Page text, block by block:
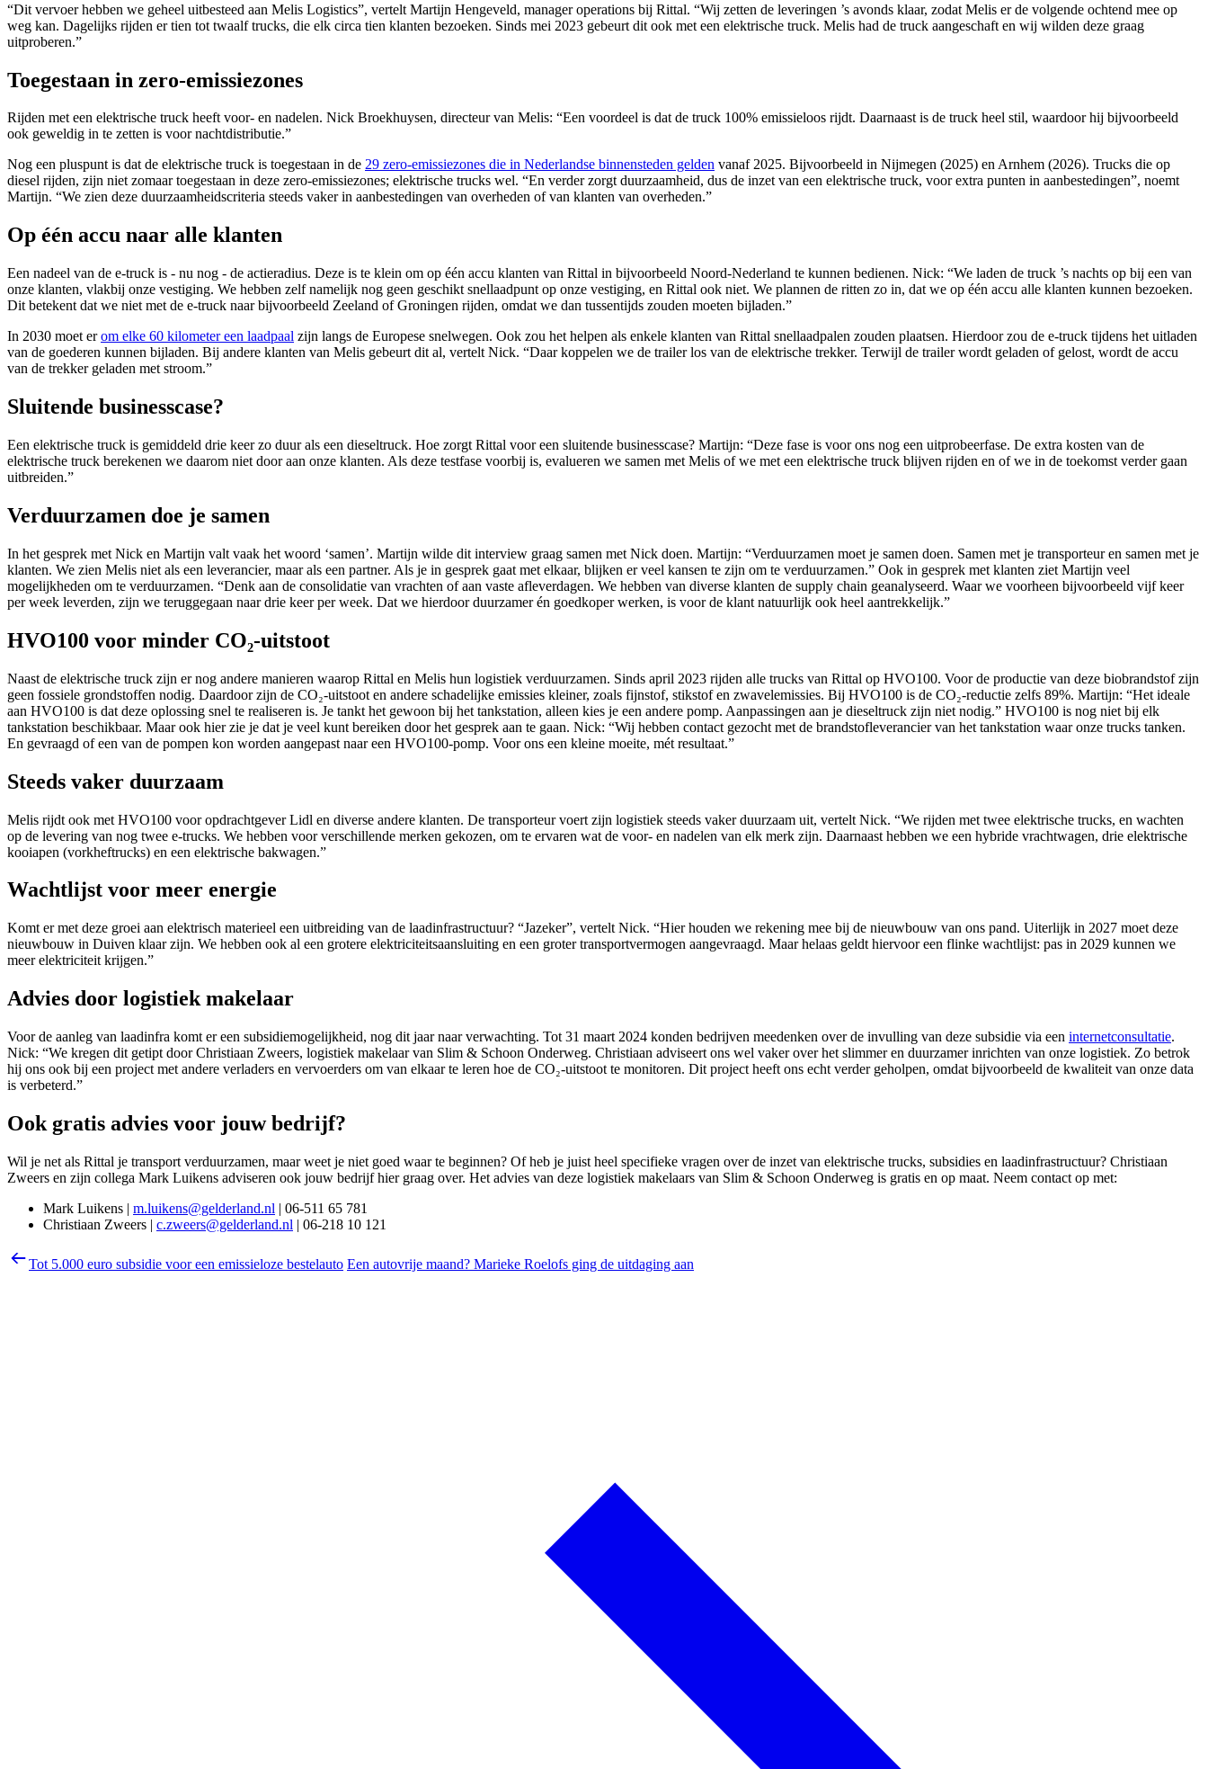
“Dit vervoer hebben we geheel uitbesteed aan Melis Logistics”, vertelt Martijn Hengeveld, manager operations bij Rittal. “Wij zetten de leveringen ’s avonds klaar, zodat Melis er de volgende ochtend mee op
weg kan. Dagelijks rijden er tien tot twaalf trucks, die elk circa tien klanten bezoeken. Sinds mei 2023 gebeurt dit ook met een elektrische truck. Melis had de truck aangeschaft en wij wilden deze graag
uitproberen.”
Toegestaan in zero-emissiezones
Rijden met een elektrische truck heeft voor- en nadelen. Nick Broekhuysen, directeur van Melis: “Een voordeel is dat de truck 100% emissieloos rijdt. Daarnaast is de truck heel stil, waardoor hij bijvoorbeeld
ook geweldig in te zetten is voor nachtdistributie.”
Nog een pluspunt is dat de elektrische truck is toegestaan in de 29 zero-emissiezones die in Nederlandse binnensteden gelden vanaf 2025. Bijvoorbeeld in Nijmegen (2025) en Arnhem (2026). Trucks die op
diesel rijden, zijn niet zomaar toegestaan in deze zero-emissiezones; elektrische trucks wel. “En verder zorgt duurzaamheid, dus de inzet van een elektrische truck, voor extra punten in aanbestedingen”, noemt
Martijn. “We zien deze duurzaamheidscriteria steeds vaker in aanbestedingen van overheden of van klanten van overheden.”
Op één accu naar alle klanten
Een nadeel van de e-truck is - nu nog - de actieradius. Deze is te klein om op één accu klanten van Rittal in bijvoorbeeld Noord-Nederland te kunnen bedienen. Nick: “We laden de truck ’s nachts op bij een van
onze klanten, vlakbij onze vestiging. We hebben zelf namelijk nog geen geschikt snellaadpunt op onze vestiging, en Rittal ook niet. We plannen de ritten zo in, dat we op één accu alle klanten kunnen bezoeken.
Dit betekent dat we niet met de e-truck naar bijvoorbeeld Zeeland of Groningen rijden, omdat we dan tussentijds zouden moeten bijladen.”
In 2030 moet erom elke 60 kilometer een laadpaal zijn langs de Europese snelwegen. Ook zou het helpen als enkele klanten van Rittal snellaadpalen zouden plaatsen. Hierdoor zou de e-truck tijdens het uitladen
van de goederen kunnen bijladen. Bij andere klanten van Melis gebeurt dit al, vertelt Nick. “Daar koppelen we de trailer los van de elektrische trekker. Terwijl de trailer wordt geladen of gelost, wordt de accu
van de trekker geladen met stroom.”
Sluitende businesscase?
Een elektrische truck is gemiddeld drie keer zo duur als een dieseltruck. Hoe zorgt Rittal voor een sluitende businesscase? Martijn: “Deze fase is voor ons nog een uitprobeerfase. De extra kosten van de
elektrische truck berekenen we daarom niet door aan onze klanten. Als deze testfase voorbij is, evalueren we samen met Melis of we met een elektrische truck blijven rijden en of we in de toekomst verder gaan
uitbreiden.”
Verduurzamen doe je samen
In het gesprek met Nick en Martijn valt vaak het woord ‘samen’. Martijn wilde dit interview graag samen met Nick doen. Martijn: “Verduurzamen moet je samen doen. Samen met je transporteur en samen met je
klanten. We zien Melis niet als een leverancier, maar als een partner. Als je in gesprek gaat met elkaar, blijken er veel kansen te zijn om te verduurzamen.” Ook in gesprek met klanten ziet Martijn veel
mogelijkheden om te verduurzamen. “Denk aan de consolidatie van vrachten of aan vaste afleverdagen. We hebben van diverse klanten de supply chain geanalyseerd. Waar we voorheen bijvoorbeeld vijf keer
per week leverden, zijn we teruggegaan naar drie keer per week. Dat we hierdoor duurzamer én goedkoper werken, is voor de klant natuurlijk ook heel aantrekkelijk.”
HVO100 voor minder CO₂-uitstoot
Naast de elektrische truck zijn er nog andere manieren waarop Rittal en Melis hun logistiek verduurzamen. Sinds april 2023 rijden alle trucks van Rittal op HVO100. Voor de productie van deze biobrandstof zijn
geen fossiele grondstoffen nodig. Daardoor zijn de CO₂-uitstoot en andere schadelijke emissies kleiner, zoals fijnstof, stikstof en zwavelemissies. Bij HVO100 is de CO₂-reductie zelfs 89%. Martijn: “Het ideale
aan HVO100 is dat deze oplossing snel te realiseren is. Je tankt het gewoon bij het tankstation, alleen kies je een andere pomp. Aanpassingen aan je dieseltruck zijn niet nodig.” HVO100 is nog niet bij elk
tankstation beschikbaar. Maar ook hier zie je dat je veel kunt bereiken door het gesprek aan te gaan. Nick: “Wij hebben contact gezocht met de brandstofleverancier van het tankstation waar onze trucks tanken.
En gevraagd of een van de pompen kon worden aangepast naar een HVO100-pomp. Voor ons een kleine moeite, mét resultaat.”
Steeds vaker duurzaam
Melis rijdt ook met HVO100 voor opdrachtgever Lidl en diverse andere klanten. De transporteur voert zijn logistiek steeds vaker duurzaam uit, vertelt Nick. “We rijden met twee elektrische trucks, en wachten
op de levering van nog twee e-trucks. We hebben voor verschillende merken gekozen, om te ervaren wat de voor- en nadelen van elk merk zijn. Daarnaast hebben we een hybride vrachtwagen, drie elektrische
kooiapen (vorkheftrucks) en een elektrische bakwagen.”
Wachtlijst voor meer energie
Komt er met deze groei aan elektrisch materieel een uitbreiding van de laadinfrastructuur? “Jazeker”, vertelt Nick. “Hier houden we rekening mee bij de nieuwbouw van ons pand. Uiterlijk in 2027 moet deze
nieuwbouw in Duiven klaar zijn. We hebben ook al een grotere elektriciteitsaansluiting en een groter transportvermogen aangevraagd. Maar helaas geldt hiervoor een flinke wachtlijst: pas in 2029 kunnen we
meer elektriciteit krijgen.”
Advies door logistiek makelaar
Voor de aanleg van laadinfra komt er een subsidiemogelijkheid, nog dit jaar naar verwachting. Tot 31 maart 2024 konden bedrijven meedenken over de invulling van deze subsidie via een internetconsultatie.
Nick: “We kregen dit getipt door Christiaan Zweers, logistiek makelaar van Slim & Schoon Onderweg. Christiaan adviseert ons wel vaker over het slimmer en duurzamer inrichten van onze logistiek. Zo betrok
hij ons ook bij een project met andere verladers en vervoerders om van elkaar te leren hoe de CO₂-uitstoot te monitoren. Dit project heeft ons echt verder geholpen, omdat bijvoorbeeld de kwaliteit van onze data
is verbeterd.”
Ook gratis advies voor jouw bedrijf?
Wil je net als Rittal je transport verduurzamen, maar weet je niet goed waar te beginnen? Of heb je juist heel specifieke vragen over de inzet van elektrische trucks, subsidies en laadinfrastructuur? Christiaan
Zweers en zijn collega Mark Luikens adviseren ook jouw bedrijf hier graag over. Het advies van deze logistiek makelaars van Slim & Schoon Onderweg is gratis en op maat. Neem contact op met:
Mark Luikens | m.luikens@gelderland.nl | 06-511 65 781
Christiaan Zweers | c.zweers@gelderland.nl | 06-218 10 121
Tot 5.000 euro subsidie voor een emissieloze bestelauto Een autovrije maand? Marieke Roelofs ging de uitdaging aan